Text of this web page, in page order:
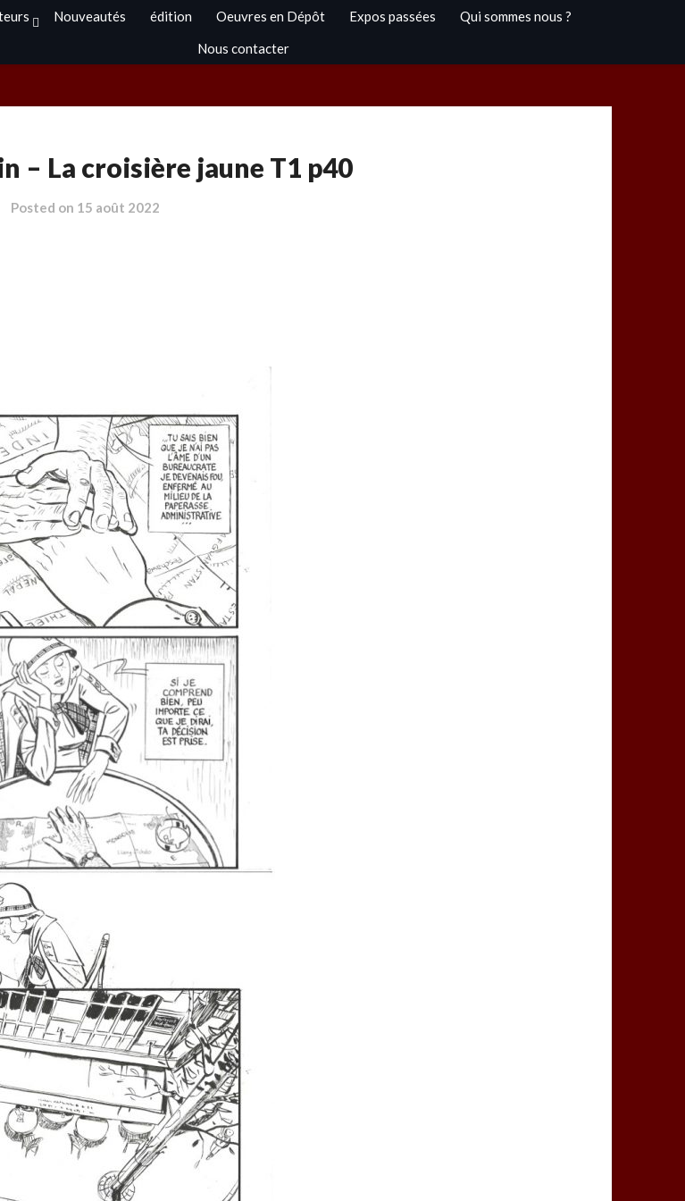
Nouveautés édition Oeuvres en Dépôt Expos passées
Qui sommes nous ?
Nous contacter
– La croisière jaune T1 p40
Posted on 15 août 2022